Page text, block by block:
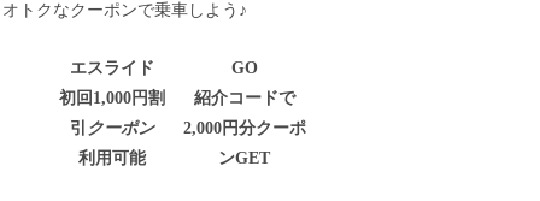
オトクなクーポンで乗車しよう♪
エスライド
初回1,000円割
引 クーポン
利用可能
GO
紹介コードで
2,000円分クーポ
ンGET